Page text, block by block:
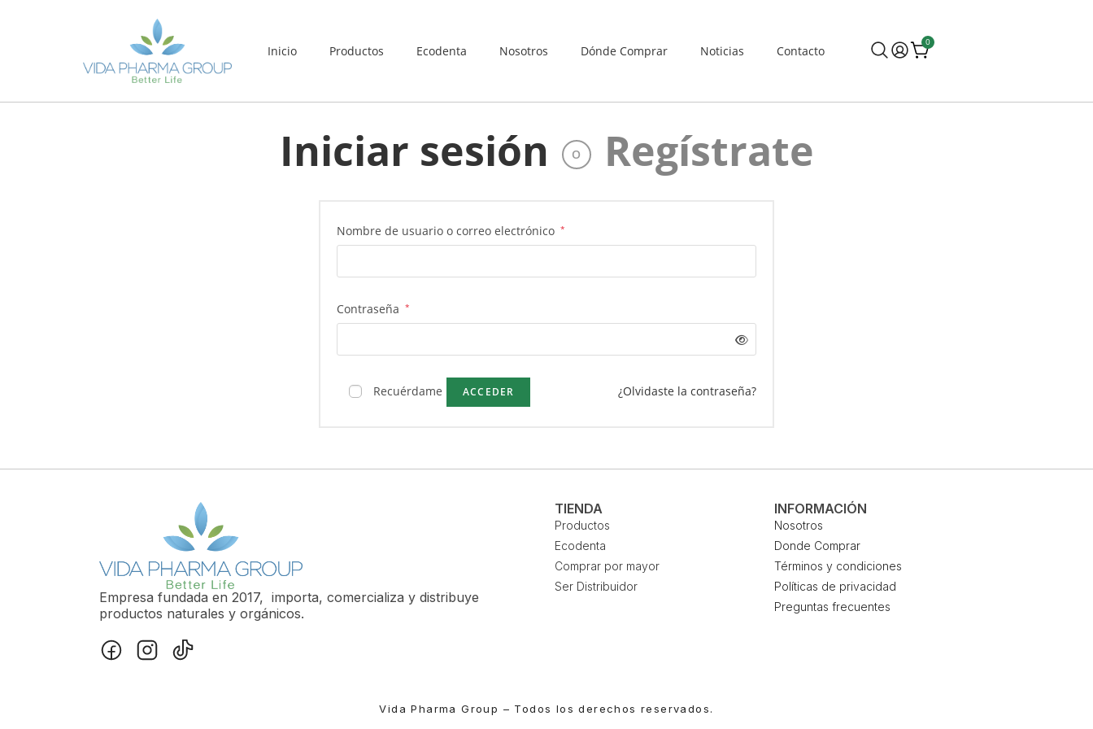
Inicio Productos Ecodenta Nosotros Dónde Comprar Noticias Contacto
0
Iniciar sesión O Regístrate
Nombre de usuario o correo electrónico *
Contraseña *
Recuérdame ACCEDER ¿Olvidaste la contraseña?
Empresa fundada en 2017, importa, comercializa y distribuye
productos naturales y orgánicos.
TIENDA
Productos
Ecodenta
Comprar por mayor
Ser Distribuidor
INFORMACIÓN
Nosotros
Donde Comprar
Términos y condiciones
Políticas de privacidad
Preguntas frecuentes
Vida Pharma Group – Todos los derechos reservados.